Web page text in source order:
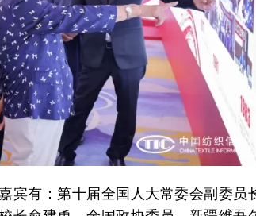
宾有：第十届全国人大常委会副委员